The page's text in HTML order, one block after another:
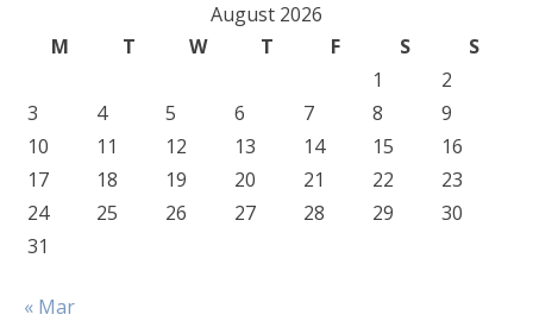
August 2026
M
T W T F S
S
1
2
3
4 5 6 7 8
9
10
11 12 13 14 15
16
17
18 19 20 21 22
23
24
25 26 27 28 29
30
31
« Mar